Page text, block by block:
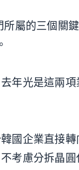
屬的三個關
年光是這兩
國企業直接
考慮分拆晶